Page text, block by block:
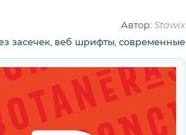
Автор: Stawix
засечек веб шрифты современные